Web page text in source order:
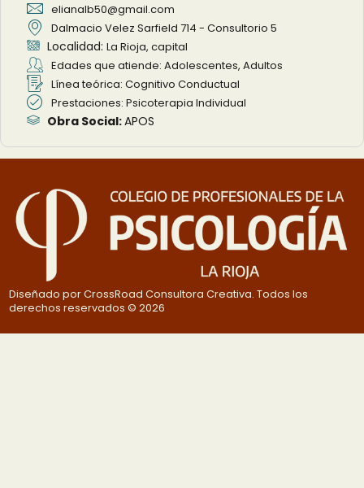
elianalb50@gmail.com
Dalmacio Velez Sarfield 714 - Consultorio 5
Localidad:La Rioja, capital
Edades que atiende: Adolescentes, Adultos
Línea teórica: Cognitivo Conductual
Prestaciones: Psicoterapia Individual
Obra Social:APOS
Diseñado por CrossRoad Consultora Creativa. Todos los
derechos reservados © 2026